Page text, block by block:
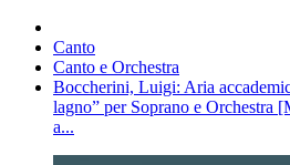
Canto
Canto e Orchestra
Boccherini, Luigi: Aria
lagno” per Soprano e Orchestra
a...